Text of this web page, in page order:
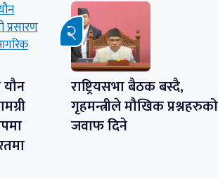
राष्ट्रियसभा बैठक बस्दै,
गृहमन्त्रीले मौखिक प्रश्नहरुको
जवाफ दिने